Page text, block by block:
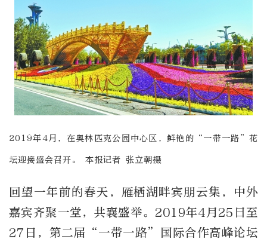
2019年4月，在奥林匹克公园中心区，鲜艳的“一带一路”花
坛迎接盛会召开。 本报记者 张立朝摄
回望一年前的春天，雁栖湖畔宾朋云集，中外
嘉宾齐聚一堂，共襄盛举。2019年4月25日至
27日，第二届“一带一路”国际合作高峰论坛